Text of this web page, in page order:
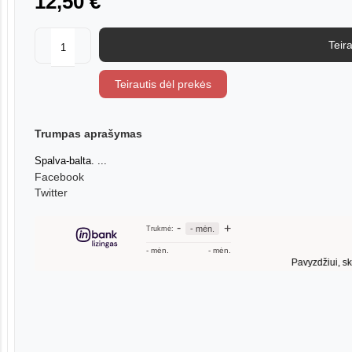
Teirautis dėl prekės
Trumpas aprašymas
Spalva-balta. ...
Facebook
Twitter